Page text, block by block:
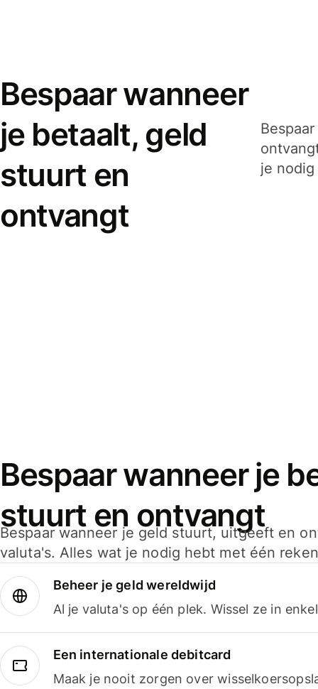
Bespaar wanneer
je betaalt, geld
stuurt en
ontvangt
je
Bespaar wanneer je
stuurt en ontvangt
Bespaar wanneer je geld stuurt, uitgeeft en
valuta's. Alles wat je nodig hebt met één
Beheer je geld wereldwijd
Al je valuta's op één plek. Wissel ze in
Een internationale debitcard
Maak je nooit zorgen over